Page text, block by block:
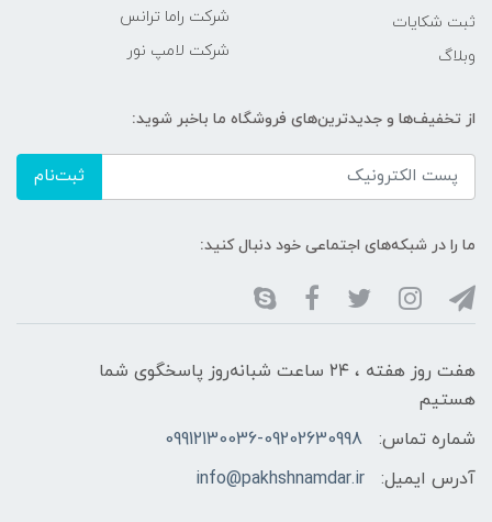
ثبت شکایات
وبلاگ
شرکت راما ترانس
شرکت لامپ نور
از تخفیف‌ها و جدیدترین‌های فروشگاه ما باخبر شوید:
ثبت‌نام
ما را در شبکه‌های اجتماعی خود دنبال کنید:
هفت روز هفته ، ۲۴ ساعت شبانه‌روز پاسخگوی شما
هستیم
شماره تماس:
09912130036-09202630998
آدرس ایمیل:
info@pakhshnamdar.ir